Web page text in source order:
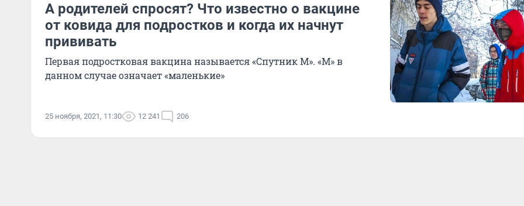
А родителей спросят? Что известно о вакцине
от ковида для подростков и когда их начнут
прививать
Первая подростковая вакцина называется «Спутник М». «М» в
данном случае означает «маленькие»
25 ноября, 2021, 11:30 12 241 206